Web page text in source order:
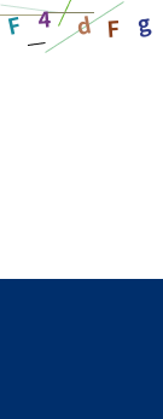
F 4 d F g